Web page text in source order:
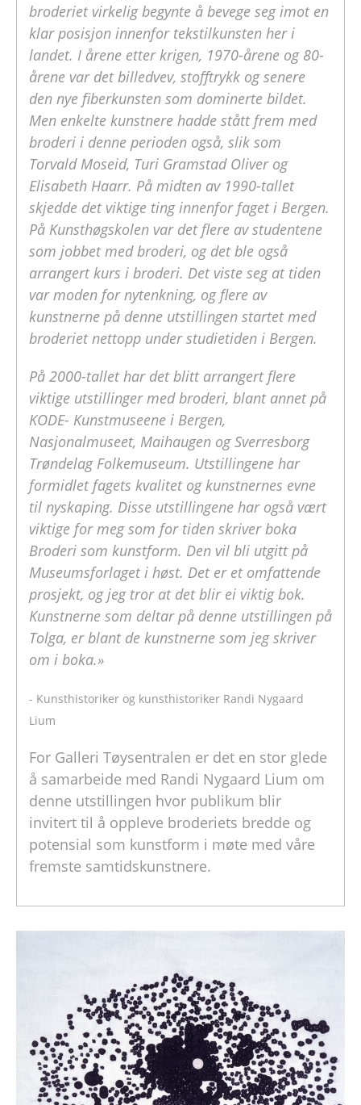
broderiet virkelig begynte å bevege seg imot en
klar posisjon innenfor tekstilkunsten her i
landet. I årene etter krigen, 1970-årene og 80-
årene var det billedvev, stofftrykk og senere
den nye fiberkunsten som dominerte bildet.
Men enkelte kunstnere hadde stått frem med
broderi i denne perioden også, slik som
Torvald Moseid, Turi Gramstad Oliver og
Elisabeth Haarr. På midten av 1990-tallet
skjedde det viktige ting innenfor faget i Bergen.
På Kunsthøgskolen var det flere av studentene
som jobbet med broderi, og det ble også
arrangert kurs i broderi. Det viste seg at tiden
var moden for nytenkning, og flere av
kunstnerne på denne utstillingen startet med
broderiet nettopp under studietiden i Bergen.
På 2000-tallet har det blitt arrangert flere
viktige utstillinger med broderi, blant annet på
KODE- Kunstmuseene i Bergen,
Nasjonalmuseet, Maihaugen og Sverresborg
Trøndelag Folkemuseum. Utstillingene har
formidlet fagets kvalitet og kunstnernes evne
til nyskaping. Disse utstillingene har også vært
viktige for meg som for tiden skriver boka
Broderi som kunstform. Den vil bli utgitt på
Museumsforlaget i høst. Det er et omfattende
prosjekt, og jeg tror at det blir ei viktig bok.
Kunstnerne som deltar på denne utstillingen på
Tolga, er blant de kunstnerne som jeg skriver
om i boka.»
- Kunsthistoriker og kunsthistoriker Randi Nygaard
Lium
For Galleri Tøysentralen er det en stor glede
å samarbeide med Randi Nygaard Lium om
denne utstillingen hvor publikum blir
invitert til å oppleve broderiets bredde og
potensial som kunstform i møte med våre
fremste samtidskunstnere.